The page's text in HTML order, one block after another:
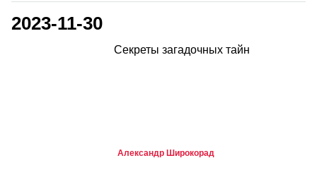
2023-11-30
Секреты загадочных тайн
Александр Широкорад